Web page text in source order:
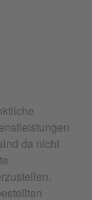
da nicht